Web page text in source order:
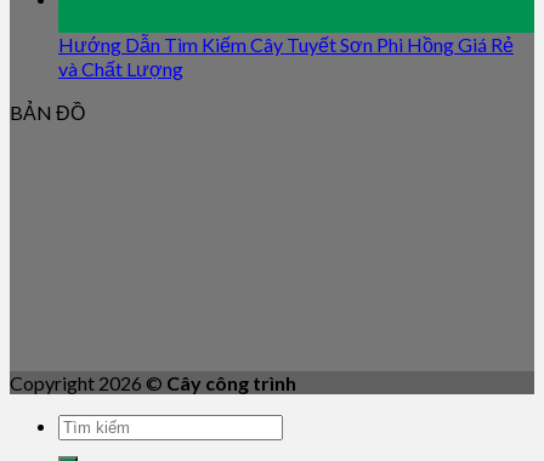
Hướng Dẫn Tìm Kiếm Cây Tuyết Sơn Phi Hồng Giá Rẻ
và Chất Lượng
BẢN ĐỒ
Copyright 2026 © Cây công trình